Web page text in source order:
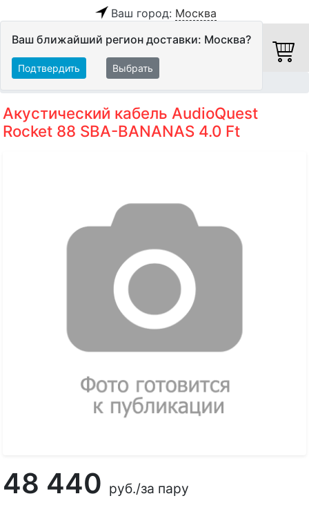
Ваш город: Москва
Ваш ближайший регион доставки: Москва?
Подтвердить Выбрать
Акустический кабель AudioQuest
Rocket 88 SBA-BANANAS 4.0 Ft
48 440 руб./за пару